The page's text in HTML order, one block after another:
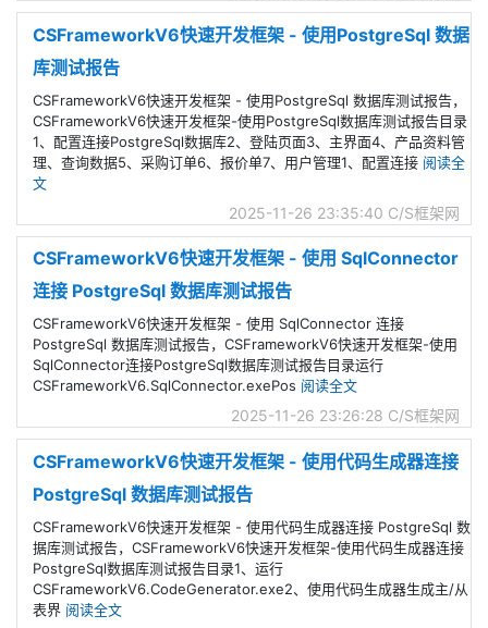
CSFrameworkV6快速开发框架 - 使用PostgreSql 数据
库测试报告
CSFrameworkV6快速开发框架 - 使用PostgreSql 数据库测试报告，
CSFrameworkV6快速开发框架-使用PostgreSql数据库测试报告目录
1、配置连接PostgreSql数据库2、登陆页面3、主界面4、产品资料管
理、查询数据5、采购订单6、报价单7、用户管理1、配置连接 阅读全
文
2025-11-26 23:35:40 C/S框架网
CSFrameworkV6快速开发框架 - 使用 SqlConnector
连接 PostgreSql 数据库测试报告
CSFrameworkV6快速开发框架 - 使用 SqlConnector 连接
PostgreSql 数据库测试报告，CSFrameworkV6快速开发框架-使用
SqlConnector连接PostgreSql数据库测试报告目录运行
CSFrameworkV6.SqlConnector.exePos 阅读全文
2025-11-26 23:26:28 C/S框架网
CSFrameworkV6快速开发框架 - 使用代码生成器连接
PostgreSql 数据库测试报告
CSFrameworkV6快速开发框架 - 使用代码生成器连接 PostgreSql 数
据库测试报告，CSFrameworkV6快速开发框架-使用代码生成器连接
PostgreSql数据库测试报告目录1、运行
CSFrameworkV6.CodeGenerator.exe2、使用代码生成器生成主/从
表界 阅读全文